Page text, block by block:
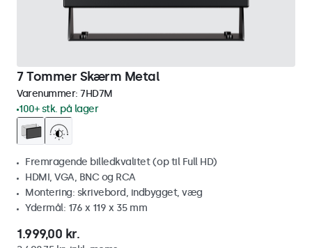
7 Tommer Skærm Metal
Varenummer: 7HD7M
100+ stk. på lager
Fremragende billedkvalitet (op til Full HD)
HDMI, VGA, BNC og RCA
Montering: skrivebord, indbygget, væg
Ydermål: 176 x 119 x 35 mm
1.999,00 kr.